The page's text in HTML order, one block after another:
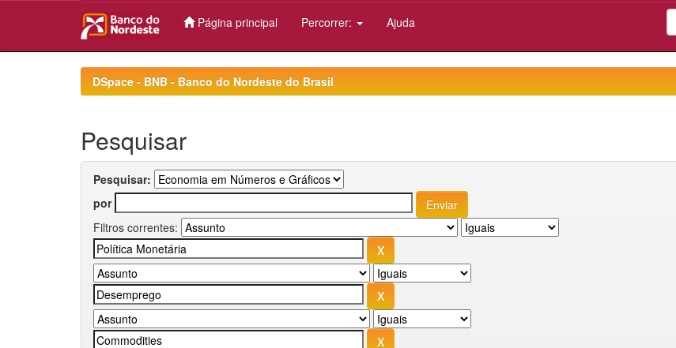
Página principal Percorrer: Ajuda
DSpace - BNB - Banco do Nordeste do Brasil
Pesquisar
Pesquisar:
por
Filtros correntes: